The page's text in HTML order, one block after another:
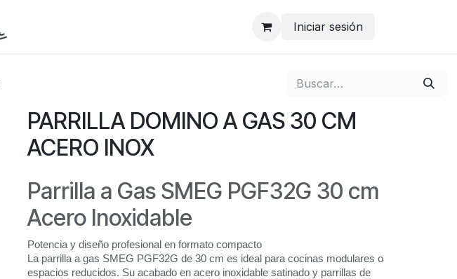
Iniciar sesión
PARRILLA DOMINO A GAS 30 CM
ACERO INOX
Parrilla a Gas SMEG PGF32G 30 cm
Acero Inoxidable
Potencia y diseño profesional en formato compacto
La parrilla a gas SMEG PGF32G de 30 cm es ideal para cocinas modulares o
espacios reducidos. Su acabado en acero inoxidable satinado y parrillas de